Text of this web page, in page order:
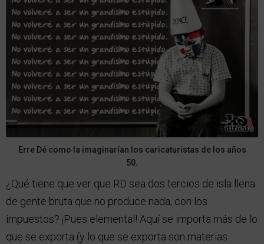
Erre Dé como la imaginarían los caricaturistas de los años
50.
¿Qué tiene que ver que RD sea dos tercios de isla llena
de gente bruta que no produce nada, con los
impuestos? ¡Pues elemental! Aquí se importa más de lo
que se exporta (y lo que se exporta son materias